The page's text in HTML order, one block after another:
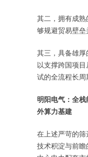
其二，拥有成
够规避贸易壁垒
其三，具备雄厚
以支撑跨国项
试的全流程长周
明阳电气：全
外算力基建
在上述严苛的
技术积淀与前